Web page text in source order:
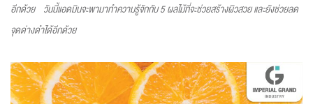
อีกด้วย วันนี้แอดมินจะพามาทำความรู้จักกับ 5 ผลไม้ที่จะช่วยสร้างผิวสวย และยังช่วยลด
จุดด่างดำได้อีกด้วย